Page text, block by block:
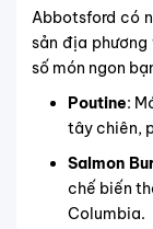
Abbotsford có
sản địa
số món ngon
Poutine:
tây chiên,
Salmon
chế biến
Columbia.